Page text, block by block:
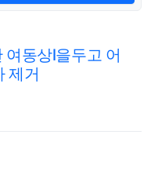
동상l을두고 어
제거